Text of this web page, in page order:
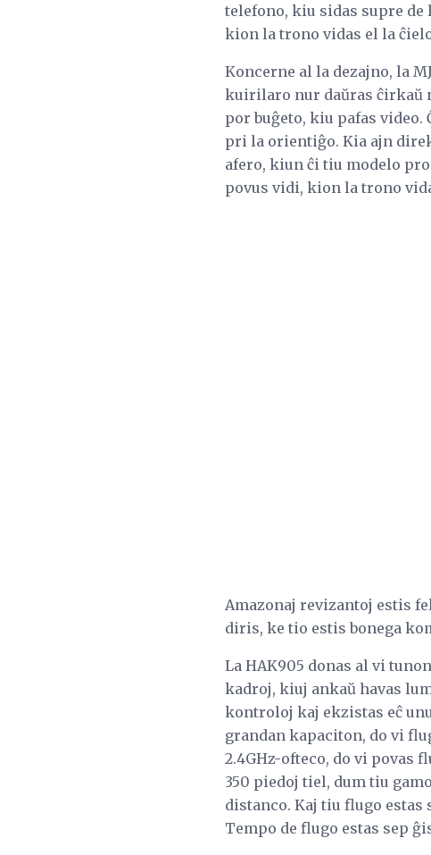
telefono, kiu sidas supre
kion la trono vidas el la
Koncerne al la dezajno, la
kuirilaro nur daŭras ĉirkaŭ
por buĝeto, kiu pafas
pri la orientiĝo. Kia ajn
afero, kiun ĉi tiu modelo
povus vidi, kion la trono
Amazonaj revizantoj estis
diris, ke tio estis bonega
La HAK905 donas al vi
kadroj, kiuj ankaŭ havas
kontroloj kaj ekzistas eĉ
grandan kapaciton, do vi
2.4GHz-ofteco, do vi povas
350 piedoj tiel, dum tiu
distanco. Kaj tiu flugo
Tempo de flugo estas sep